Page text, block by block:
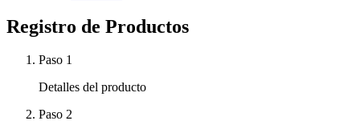
Registro de Productos
Paso 1
Detalles del producto
Paso 2